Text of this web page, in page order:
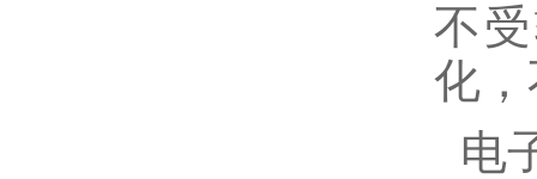
不
化
电